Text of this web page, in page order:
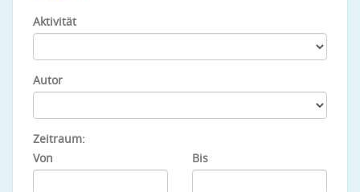
Aktivität
Autor
Zeitraum:
Von
Bis